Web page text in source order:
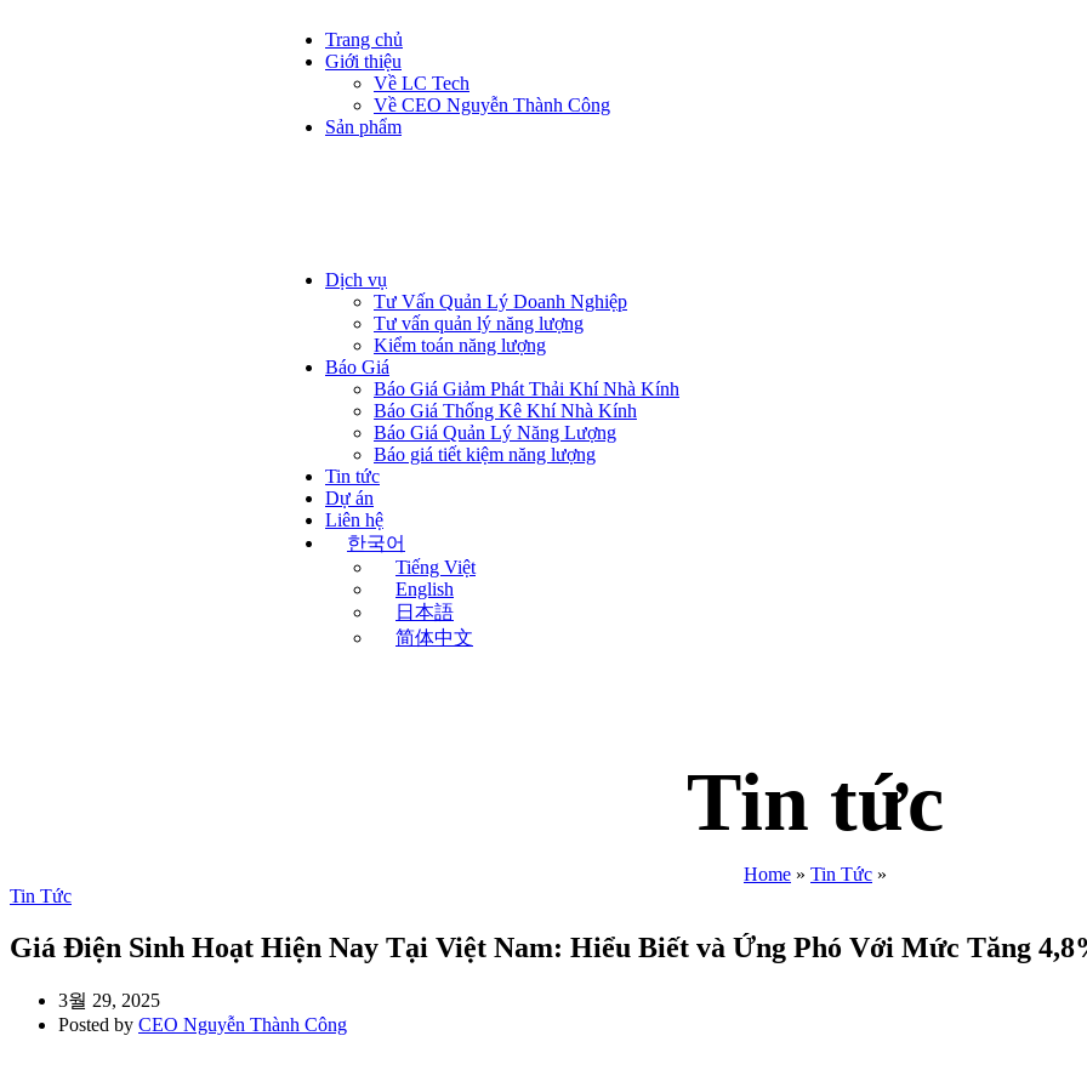
Trang chủ
Giới thiệu
Về LC Tech
Về CEO Nguyễn Thành Công
Sản phẩm
EFFECTS
Dịch vụ
Tư Vấn Quản Lý Doanh Nghiệp
Tư vấn quản lý năng lượng
Kiểm toán năng lượng
Báo Giá
Báo Giá Giảm Phát Thải Khí Nhà Kính
Báo Giá Thống Kê Khí Nhà Kính
Báo Giá Quản Lý Năng Lượng
Báo giá tiết kiệm năng lượng
Tin tức
Dự án
Liên hệ
한국어
Tiếng Việt
English
日本語
简体中文
Tin tức
Home » Tin Tức »
Tin Tức
Giá Điện Sinh Hoạt Hiện Nay Tại Việt Nam: Hiểu Biết và Ứng Phó Với Mức Tăng
3월 29, 2025
Posted by CEO Nguyễn Thành Công